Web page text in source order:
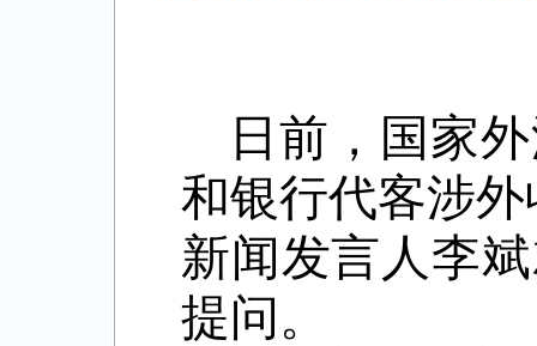
日前，国家
和银行代客涉
新闻发言人李
提问。